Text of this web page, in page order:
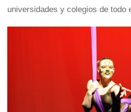
universidades y colegios de todo